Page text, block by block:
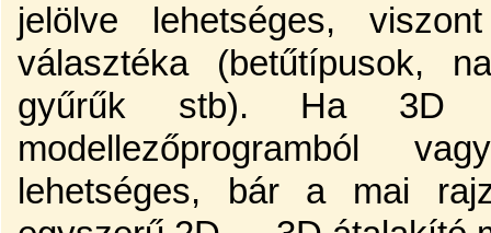
jelölve lehetséges,
választéka (betűtípusok,
gyűrűk stb). Ha 3D
modellezőprogramból
lehetséges, bár a mai